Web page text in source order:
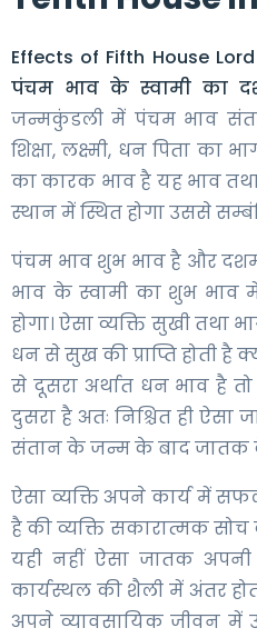
Effects of Fifth House
पंचम भाव के स्वामी का
जन्मकुंडली में पंचम भाव
शिक्षा, लक्ष्मी, धन पिता का
का कारक भाव है यह भाव
स्थान में स्थित होगा उससे
पंचम भाव शुभ भाव है और
भाव के स्वामी का शुभ भाव
होगा। ऐसा व्यक्ति सुखी तथा
धन से सुख की प्राप्ति होती है
से दूसरा अर्थात धन भाव है
दुसरा है अतः निश्चित ही
संतान के जन्म के बाद जातक के
ऐसा व्यक्ति अपने कार्य में
है की व्यक्ति सकारात्मक
यही नहीं ऐसा जातक अपनी
कार्यस्थल की शैली में अंतर
अपने व्यावसायिक जीवन में